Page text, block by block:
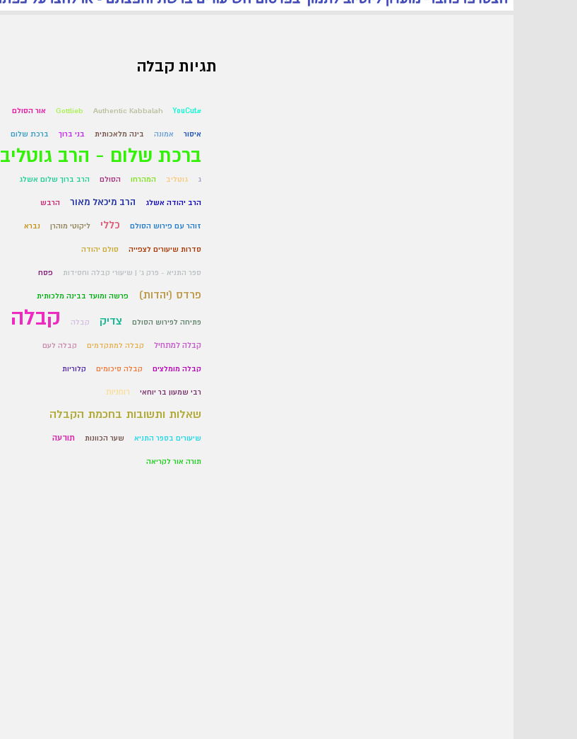
תגיות קבלה
#YouCut
Authentic Kabbalah
Gottlieb אור הסולם
איסור אמונה בינה מלאכותית בני ברוך ברכת שלום
ברכת שלום - הרב גוטליב
ג גוטליב המהרחו הסולם הרב ברוך שלום אשלג
הרב יהודה אשלג הרב מיכאל מאור הרבש
זוהר עם פירוש הסולם כללי ליקוטי מוהרן נברא
סדרות שיעורים לצפייה סולם יהודה
ספר התניא - פרק ג' | שיעורי קבלה וחסידות פסח
פרדס (יהדות) פרשה ומועד בבינה מלכותית
פתיחה לפירוש הסולם צדיק קבלה קבלה
קבלה למתחיל קבלה למתקדמים קבלה לעם
קבלה מומלצים קבלה סיכומים קלוריות
רבי שמעון בר יוחאי רוחניות
שאלות ותשובות בחכמת הקבלה
שיעורים בספר התניא שער הכוונות תודעה
תורה אור לקריאה